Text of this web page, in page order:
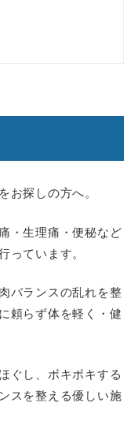
お探しの方へ。
・生理痛・便秘など
っています。
バランスの乱れを整
頼らず体を軽く・健
ぐし、ボキボキする
スを整える優しい施